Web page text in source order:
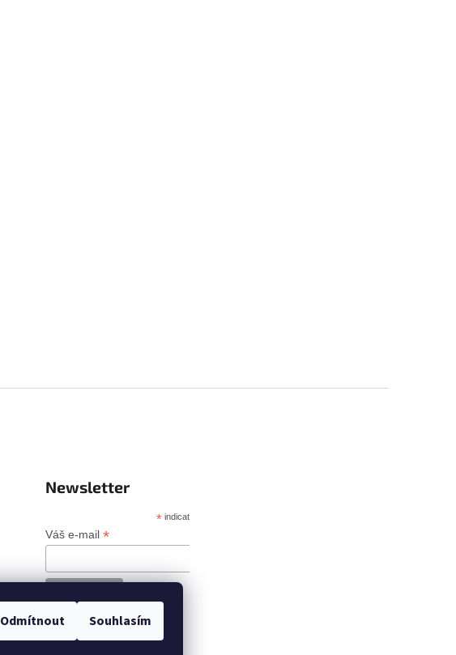
Odmítnout Souhlasím
Newsletter
*indicates required
Váš e-mail *